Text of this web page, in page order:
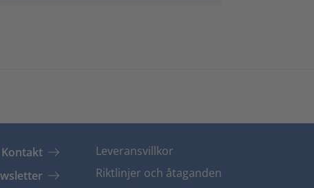
Kontakt
Leveransvillkor
Riktlinjer och åtaganden